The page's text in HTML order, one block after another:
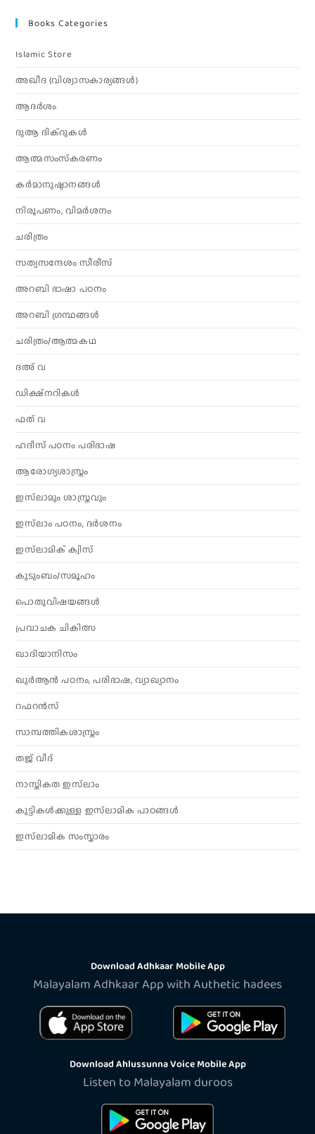
Books Categories
Islamic Store
അഖീദ (വിശ്വാസകാര്യങ്ങള്‍)
ആദര്‍ശം
ദുആ ദിക്റുകൾ
ആത്മസംസ്‌കരണം
കര്‍മാനുഷ്ഠാനങ്ങള്‍
നിരൂപണം, വിമര്‍ശനം
ചരിത്രം
സത്യസന്ദേശം സീരീസ്
അറബി ഭാഷാ പഠനം
അറബി ഗ്രന്ഥങ്ങൾ
ചരിത്രം/ആത്മകഥ
ദഅ് വ
ഡിക്ഷ്നറികൾ
ഫത് വ
ഹദീസ് പഠനം പരിഭാഷ
ആരോഗ്യശാസ്ത്രം
ഇസ്‌ലാമും ശാസ്ത്രവും
ഇസ്‌ലാം പഠനം, ദർശനം
ഇസ്‌ലാമിക് ക്വിസ്
കുടുംബം/സമൂഹം
പൊതുവിഷയങ്ങൾ
പ്രവാചക ചികിത്സ
ഖാദിയാനിസം
ഖുർആൻ പഠനം, പരിഭാഷ, വ്യാഖ്യാനം
റഫറൻസ്
സാമ്പത്തികശാസ്ത്രം
തജ് വീദ്
നാസ്തികത ഇസ്‌ലാം
കുട്ടികൾക്കുള്ള ഇസ്‌ലാമിക പാഠങ്ങൾ
ഇസ്‌ലാമിക സംസ്കാരം
Download Adhkaar Mobile App
Malayalam Adhkaar App with Authetic hadees
Download Ahlussunna Voice Mobile App
Listen to Malayalam duroos